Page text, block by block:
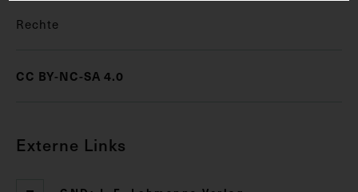
Rechte
CC BY-NC-SA 4.0
Externe Links